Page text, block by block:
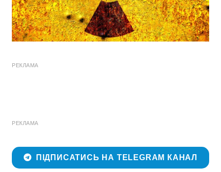
РЕКЛАМА
РЕКЛАМА
ПІДПИСАТИСЬ НА TELEGRAM КАНАЛ